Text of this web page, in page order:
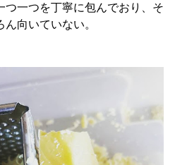
つ一つを丁寧に包んでおり、そ
向いていない。